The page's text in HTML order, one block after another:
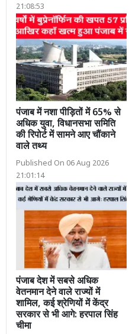
21:08:53
पंजाब में नशा पीड़ितों में 65% से
अधिक युवा, विधानसभा समिति
की रिपोर्ट में सामने आए चौंकाने
वाले तथ्य
Published On 06 Aug 2026
21:01:14
पंजाब देश में सबसे अधिक
वेतनमान देने वाले राज्यों में
शामिल, कई श्रेणियों में केंद्र
सरकार से भी आगे: हरपाल सिंह
चीमा